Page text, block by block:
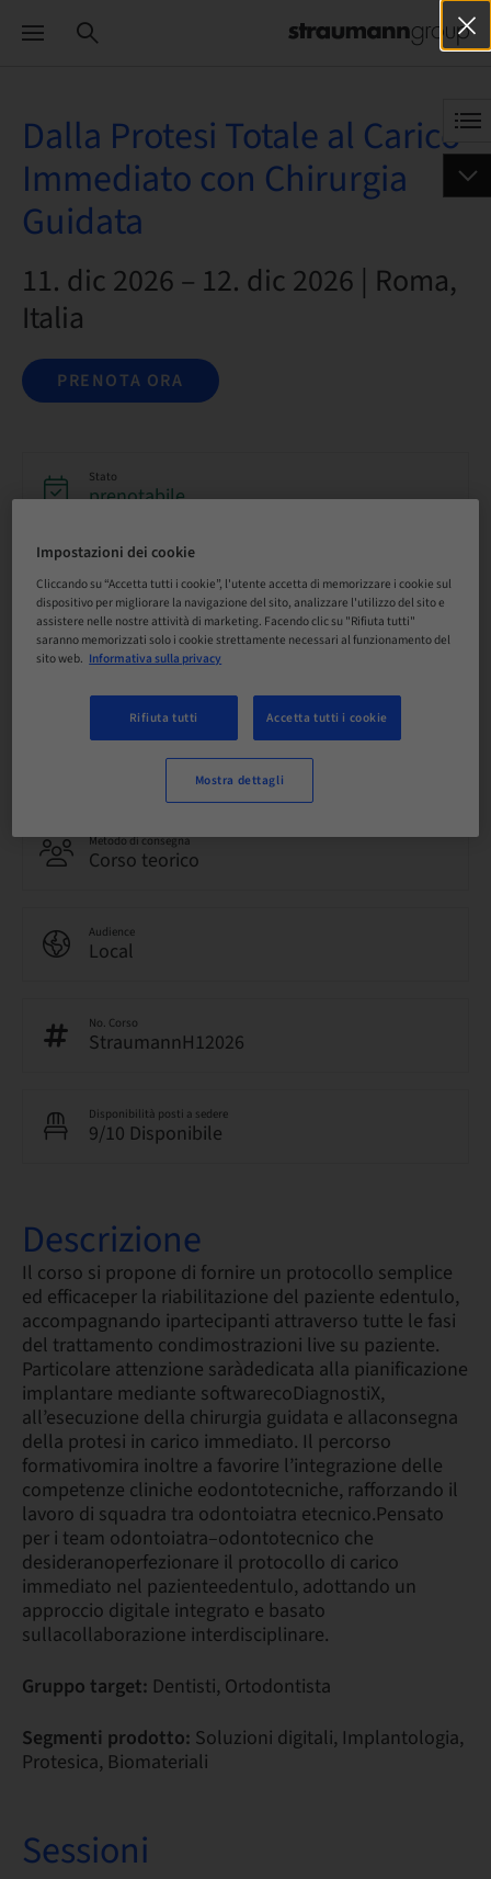
Dalla Protesi Totale al Carico
Immediato con Chirurgia
Guidata
11. dic 2026 – 12. dic 2026 | Roma,
Italia
PRENOTA ORA
Stato
prenotabile
12. dic 2026 (UTC+1)
Lingua
Metodo di consegna
Corso teorico
Audience
Local
No. Corso
StraumannH12026
Disponibilità posti a sedere
9/10 Disponibile
Descrizione
Il corso si propone di fornire un protocollo semplice
ed efficaceper la riabilitazione del paziente edentulo,
accompagnando ipartecipanti attraverso tutte le fasi
del trattamento condimostrazioni live su paziente.
Particolare attenzione saràdedicata alla pianificazione
implantare mediante softwarecoDiagnostiX,
all’esecuzione della chirurgia guidata e allaconsegna
della protesi in carico immediato. Il percorso
formativomira inoltre a favorire l’integrazione delle
competenze cliniche eodontotecniche, rafforzando il
lavoro di squadra tra odontoiatra etecnico.Pensato
per i team odontoiatra–odontotecnico che
desideranoperfezionare il protocollo di carico
immediato nel pazienteedentulo, adottando un
approccio digitale integrato e basato
sullacollaborazione interdisciplinare.
Gruppo target: Dentisti, Ortodontista
Segmenti prodotto: Soluzioni digitali, Implantologia,
Protesica, Biomateriali
Sessioni
Impostazioni dei cookie
Cliccando su “Accetta tutti i cookie”, l'utente accetta di memorizzare i cookie sul
dispositivo per migliorare la navigazione del sito, analizzare l'utilizzo del sito e
assistere nelle nostre attività di marketing. Facendo clic su "Rifiuta tutti"
saranno memorizzati solo i cookie strettamente necessari al funzionamento del
sito web. Informativa sulla privacy
Rifiuta tutti Accetta tutti i cookie
Mostra dettagli